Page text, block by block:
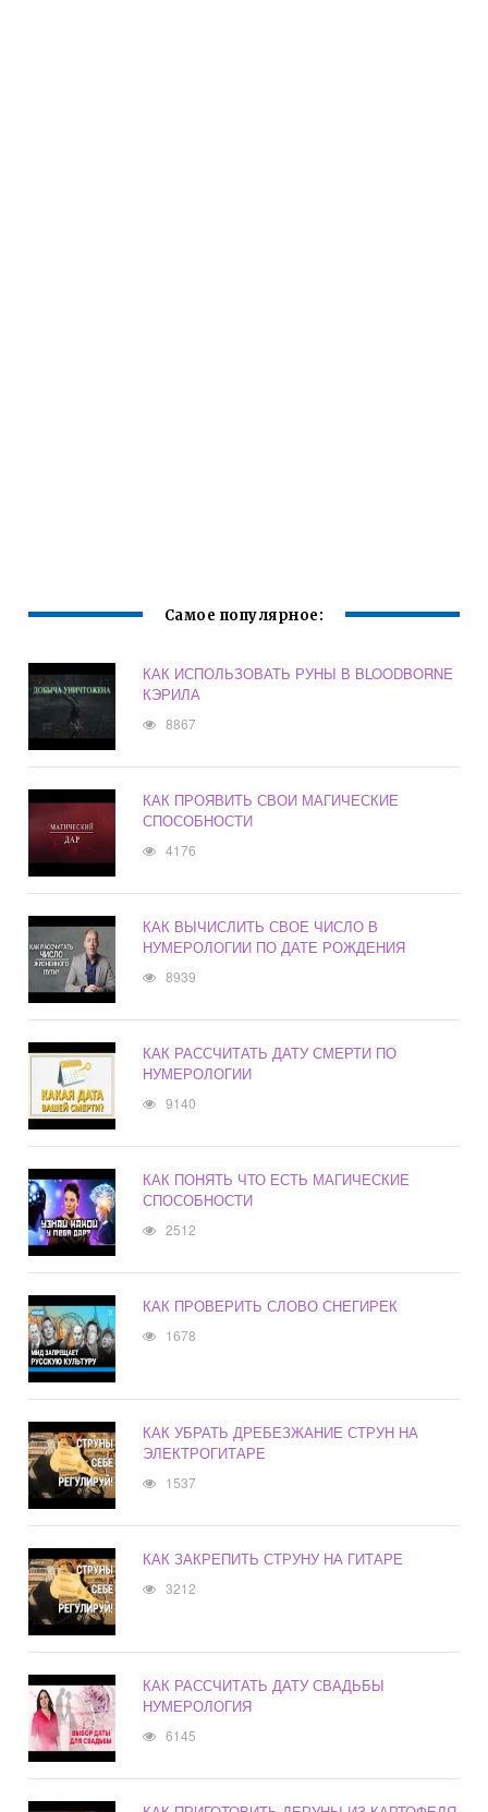
Самое популярное:
КАК ИСПОЛЬЗОВАТЬ РУНЫ В BLOODBORNE
КЭРИЛА
8867
КАК ПРОЯВИТЬ СВОИ МАГИЧЕСКИЕ
СПОСОБНОСТИ
4176
КАК ВЫЧИСЛИТЬ СВОЕ ЧИСЛО В
НУМЕРОЛОГИИ ПО ДАТЕ РОЖДЕНИЯ
8939
КАК РАССЧИТАТЬ ДАТУ СМЕРТИ ПО
НУМЕРОЛОГИИ
9140
КАК ПОНЯТЬ ЧТО ЕСТЬ МАГИЧЕСКИЕ
СПОСОБНОСТИ
2512
КАК ПРОВЕРИТЬ СЛОВО СНЕГИРЕК
1678
КАК УБРАТЬ ДРЕБЕЗЖАНИЕ СТРУН НА
ЭЛЕКТРОГИТАРЕ
1537
КАК ЗАКРЕПИТЬ СТРУНУ НА ГИТАРЕ
3212
КАК РАССЧИТАТЬ ДАТУ СВАДЬБЫ
НУМЕРОЛОГИЯ
6145